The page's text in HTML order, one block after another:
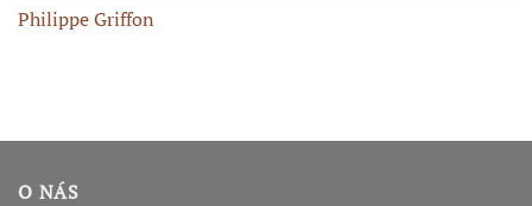
Philippe Griffon
O NÁS